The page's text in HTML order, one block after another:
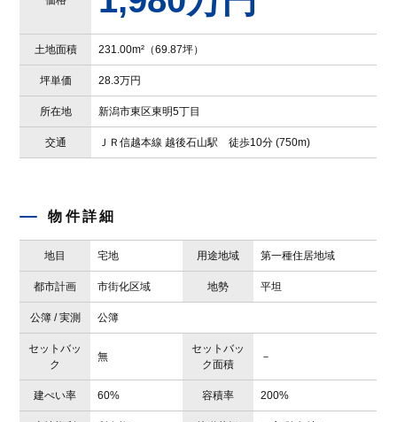
土地面積 231.00m²（69.87坪）
坪単価 28.3万円
所在地 新潟市東区東明5丁目
交通 ＪＲ信越本線 越後石山駅 徒歩10分 (750m)
物件詳細
地目 宅地 用途地域 第一種住居地域
都市計画 市街化区域 地勢 平坦
公簿 / 実測 公簿
セットバッ
ク
無
セットバッ
ク面積
－
建ぺい率 60% 容積率 200%